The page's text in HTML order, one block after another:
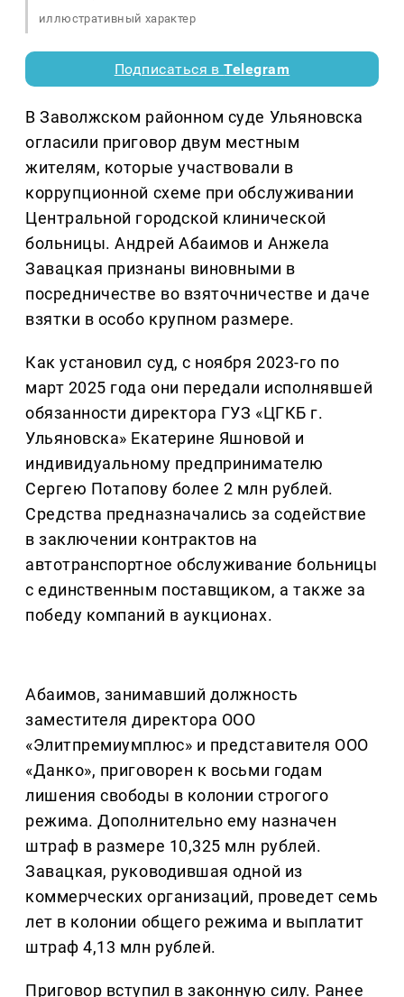
иллюстративный характер
Подписаться вTelegram
В Заволжском районном суде Ульяновска
огласили приговор двум местным
жителям, которые участвовали в
коррупционной схеме при обслуживании
Центральной городской клинической
больницы. Андрей Абаимов и Анжела
Завацкая признаны виновными в
посредничестве во взяточничестве и даче
взятки в особо крупном размере.
Как установил суд, с ноября 2023-го по
март 2025 года они передали исполнявшей
обязанности директора ГУЗ «ЦГКБ г.
Ульяновска» Екатерине Яшновой и
индивидуальному предпринимателю
Сергею Потапову более 2 млн рублей.
Средства предназначались за содействие
в заключении контрактов на
автотранспортное обслуживание больницы
с единственным поставщиком, а также за
победу компаний в аукционах.
Абаимов, занимавший должность
заместителя директора ООО
«Элитпремиумплюс» и представителя ООО
«Данко», приговорен к восьми годам
лишения свободы в колонии строгого
режима. Дополнительно ему назначен
штраф в размере 10,325 млн рублей.
Завацкая, руководившая одной из
коммерческих организаций, проведет семь
лет в колонии общего режима и выплатит
штраф 4,13 млн рублей.
Приговор вступил в законную силу. Ранее